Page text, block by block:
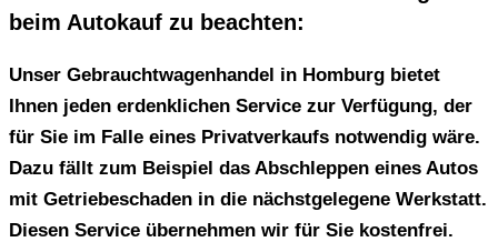
beim Autokauf zu beachten:
Unser Gebrauchtwagenhandel in Homburg bietet
Ihnen jeden erdenklichen Service zur Verfügung, der
für Sie im Falle eines Privatverkaufs notwendig wäre.
Dazu fällt zum Beispiel das Abschleppen eines Autos
mit Getriebeschaden in die nächstgelegene Werkstatt.
Diesen Service übernehmen wir für Sie kostenfrei.